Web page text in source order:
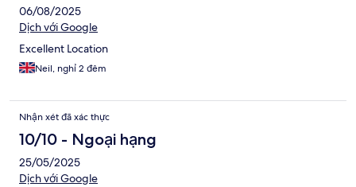
06/08/2025
Dịch với Google
Excellent Location
Neil, nghỉ 2 đêm
Nhận xét đã xác thực
10/10 - Ngoại hạng
25/05/2025
Dịch với Google